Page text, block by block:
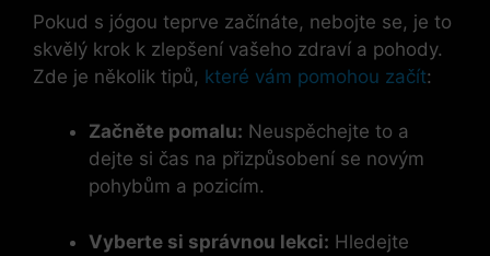
Pokud s jógou teprve začínáte, nebojte se, je to
skvělý krok k zlepšení vašeho zdraví a pohody.
Zde je několik tipů, které vám pomohou začít:
Začněte pomalu: Neuspěchejte to a
dejte si čas na přizpůsobení se novým
pohybům a pozicím.
Vyberte si správnou lekci: Hledejte